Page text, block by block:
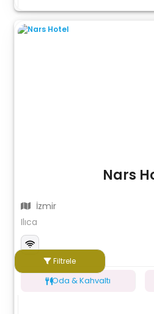
Filtrele
Nars
İzmir
Ilıca
Oda & Kahvaltı